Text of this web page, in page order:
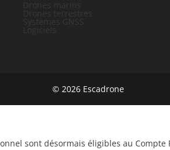
Systèmes GNSS
© 2026 Escadrone
sont désormais éligibles au Compte